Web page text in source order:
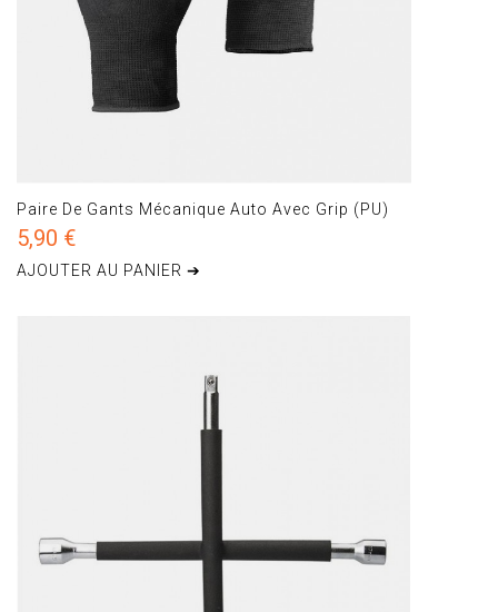
Paire De Gants Mécanique Auto Avec Grip (PU)
5,90 €
AJOUTER AU PANIER ➔